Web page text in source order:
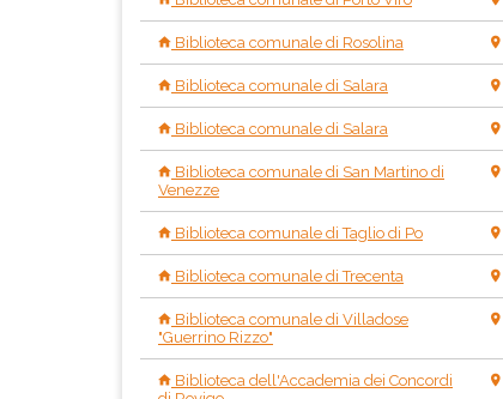
Biblioteca comunale di Rosolina
Biblioteca comunale di Salara
Biblioteca comunale di Salara
Biblioteca comunale di San Martino di
Venezze
Biblioteca comunale di Taglio di Po
Biblioteca comunale di Trecenta
Biblioteca comunale di Villadose
"Guerrino Rizzo"
Biblioteca dell'Accademia dei Concordi